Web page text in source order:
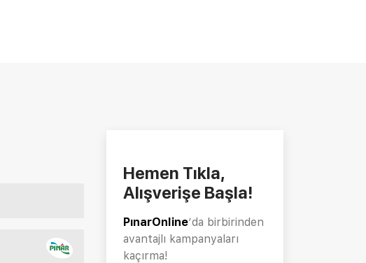
Hemen Tıkla,
Alışverişe Başla!
PınarOnline’da birbirinden
avantajlı kampanyaları
kaçırma!